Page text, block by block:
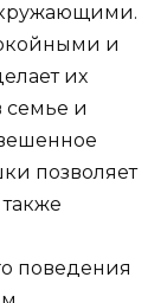
и
их
и
позволяет
поведения